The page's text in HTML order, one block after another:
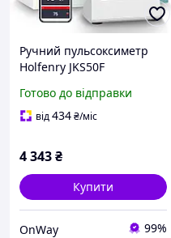
Ручний пульсоксиметр
Holfenry JKS50F
моніторингом SpO2 та
серцевого ритму білий
Готово до відправки
від434₴/міс
4 343₴
Купити
OnWay 99%